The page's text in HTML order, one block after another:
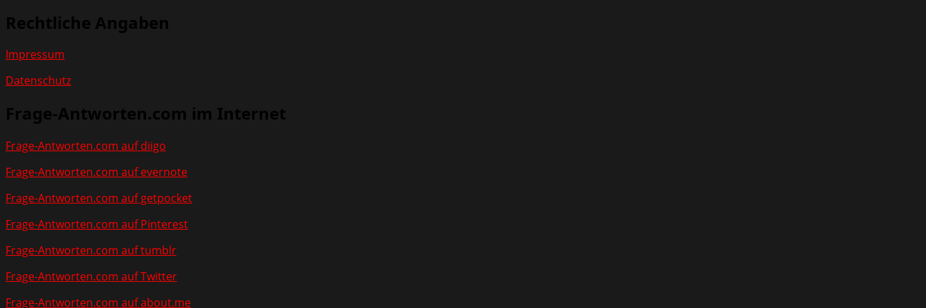
Rechtliche Angaben
Impressum
Datenschutz
Frage-Antworten.com im Internet
Frage-Antworten.com auf diigo
Frage-Antworten.com auf evernote
Frage-Antworten.com auf getpocket
Frage-Antworten.com auf Pinterest
Frage-Antworten.com auf tumblr
Frage-Antworten.com auf Twitter
Frage-Antworten.com auf about.me